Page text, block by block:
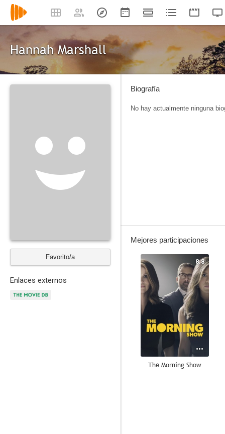
Hannah Marshall
Favorito/a
Enlaces externos
Biografía
No hay actualmente ninguna
Mejores participaciones
8.8
The Morning Show